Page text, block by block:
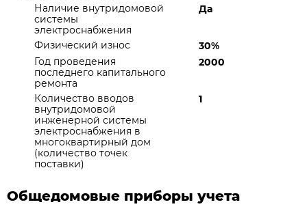
Наличие внутридомовой
системы
электроснабжения
Да
Физический износ
30%
Год проведения
последнего капитального
ремонта
2000
Количество вводов
внутридомовой
инженерной системы
электроснабжения в
многоквартирный дом
(количество точек
поставки)
1
Общедомовые приборы учета